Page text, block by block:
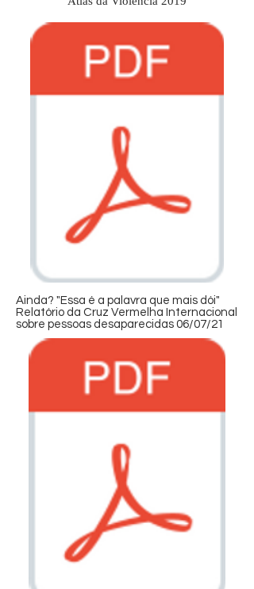
Ainda? "Essa é a palavra que mais dói"
Relatório da Cruz Vermelha Internacional
sobre pessoas desaparecidas 06/07/21